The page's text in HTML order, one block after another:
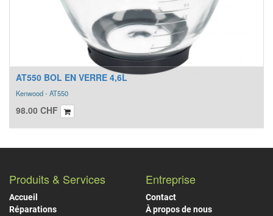
AT550 BOL EN VERRE 4,6L
Kenwood - AT550
98.00 CHF
Produits & Services
Accueil
Réparations
Entreprise
Contact
À propos de nous